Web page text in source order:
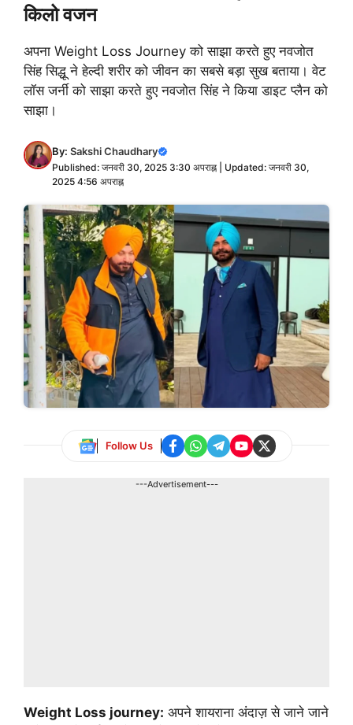
किलो वजन
अपना Weight Loss Journey को साझा करते हुए नवजोत
सिंह सिद्धू ने हेल्दी शरीर को जीवन का सबसे बड़ा सुख बताया। वेट
लॉस जर्नी को साझा करते हुए नवजोत सिंह ने किया डाइट प्लैन को
साझा।
By:Sakshi Chaudhary
Published: जनवरी 30, 2025 3:30 अपराह्न | Updated: जनवरी 30,
2025 4:56 अपराह्न
Follow Us
---Advertisement---
Weight Loss journey: अपने शायराना अंदाज़ से जाने जाने